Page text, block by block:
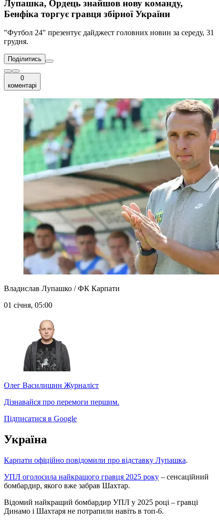
Лупашка, Ордець знайшов нову команду,
Бенфіка торгує гравця збірної України
"Футбол 24" презентує дайджест головних новин за середу, 31
грудня.
Поділитись
0
коментарі
Владислав Лупашко / ФК Карпати
01 січня, 05:00
Олег Василишин Журналіст
Дізнавайся про перемоги першим.
Підписатися в Google
Україна
Карпати офіційно повідомили про відставку Лупашка.
УПЛ оголосила найкращого гравця 2025 року – сенсаційний
бомбардир, якого вже забрав Шахтар.
Відомий найкращий бомбардир УПЛ у 2025 році – гравці
Динамо і Шахтаря не потрапили навіть в топ-6.